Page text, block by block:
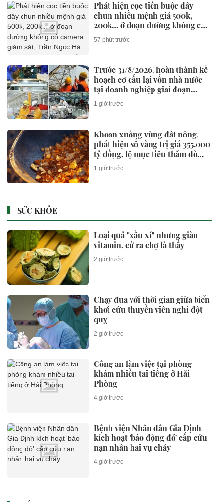
Phát hiện cọc tiền buộc dây
chun nhiều mệnh giá 500k,
200k… ở đoạn đường không có
camera giám sát, Trần Ngọc Hà
SN 1992 lập tức tới thẳng trụ sở
57 phút trước
Trước 31/8/2026, hoàn thành kế
hoạch cơ cấu lại vốn nhà nước
tại doanh nghiệp giai đoạn
2026-2030
1 giờ trước
Khoan xuống vùng đất nông,
phát hiện số vàng trị giá 355.000
tỷ đồng, lộ mục tiêu thăm dò
100 tấn vàng
1 giờ trước
SỨC KHỎE
Loại quả "xấu xí" nhưng giàu
vitamin, cứ ra chợ là thấy
2 giờ trước
Chạy đua với thời gian giữa biển
khơi cứu thuyền viên nghi đột
quỵ
2 giờ trước
Công an làm việc tại phòng
khám nhiều tai tiếng ở Hải
Phòng
4 giờ trước
Bệnh viện Nhân dân Gia Định
kích hoạt 'báo động đỏ' cấp cứu
nạn nhân hai vụ cháy
4 giờ trước